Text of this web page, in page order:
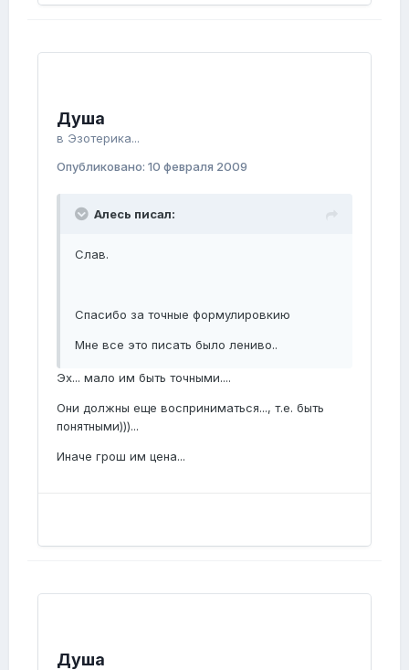
Душа
в Эзотерика...
Опубликовано: 10 февраля 2009
Алесь писал:
Слав.
Спасибо за точные формулировкию
Мне все это писать было лениво..
Эх... мало им быть точными....
Они должны еще восприниматься..., т.е. быть
понятными)))...
Иначе грош им цена...
Душа